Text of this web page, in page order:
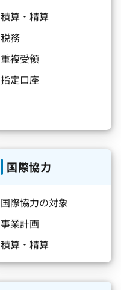
積算・精算
税務
重複受領
指定口座
国際協力
国際協力の対象
事業計画
積算・精算